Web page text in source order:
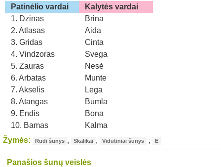
Patinėlio vardai
Kalytės vardai
1. Dzinas
Brina
2. Atlasas
Aida
3. Gridas
Cinta
4. Vindzoras
Svega
5. Zauras
Nesė
6. Arbatas
Munte
7. Akselis
Lega
8. Atangas
Bumla
9. Endis
Bona
10. Bamas
Kalma
Žymės:
Rudi šunys , Skalikai , Vidutiniai šunys , E
Panašios šunų veislės